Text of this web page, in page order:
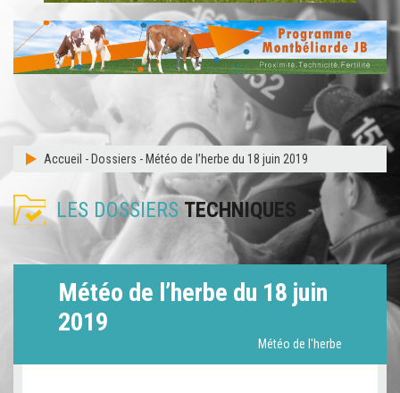
Accueil - Dossiers - Météo de l’herbe du 18 juin 2019
LES DOSSIERS TECHNIQUES
Météo de l’herbe du 18 juin
2019
Météo de l'herbe